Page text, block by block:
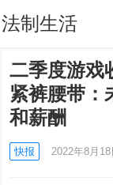
法制生活
二季度游戏
紧裤腰带：
和薪酬
快报 2022年8月